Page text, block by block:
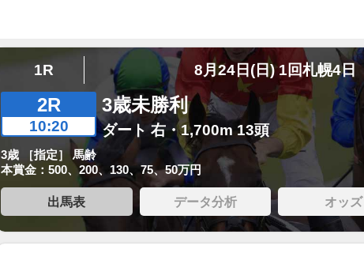
1R 8月24日(日) 1回札幌4日
2R
10:20
3歳未勝利
ダート 右・1,700m 13頭
3歳 ［指定］ 馬齢
本賞金：500、200、130、75、50万円
出馬表 データ分析 オッズ